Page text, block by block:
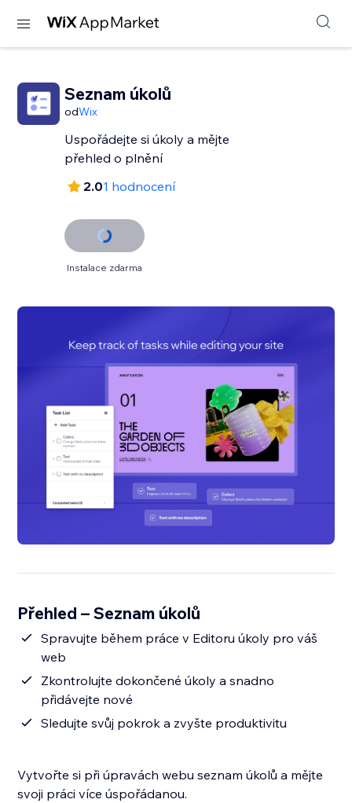
Seznam úkolů
odWix
Uspořádejte si úkoly a mějte
přehled o plnění
2.01 hodnocení
Instalace zdarma
Přehled – Seznam úkolů
Spravujte během práce v Editoru úkoly pro váš
web
Zkontrolujte dokončené úkoly a snadno
přidávejte nové
Sledujte svůj pokrok a zvyšte produktivitu
Vytvořte si při úpravách webu seznam úkolů a mějte
svoji práci více úspořádanou.